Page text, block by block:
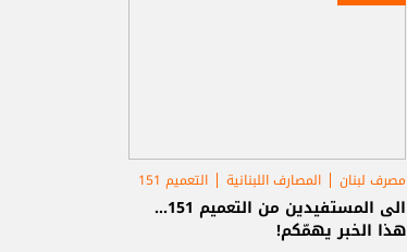
مصرف لبنان المصارف اللبنانية التعميم 151
الى المستفيدين من التعميم 151...
هذا الخبر يهمّكم!